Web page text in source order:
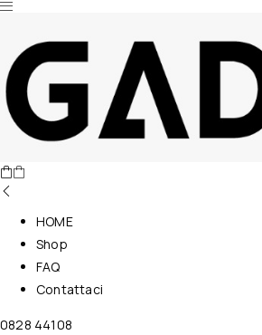
Nessun prodotto nel carrello.
HOME
Shop
FAQ
Contattaci
0828 44108